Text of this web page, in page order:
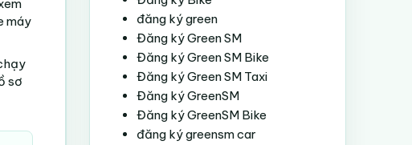
máy
sơ
đăng ký green
Đăng ký Green SM
Đăng ký Green SM Bike
Đăng ký Green SM Taxi
Đăng ký GreenSM
Đăng ký GreenSM Bike
đăng ký greensm car